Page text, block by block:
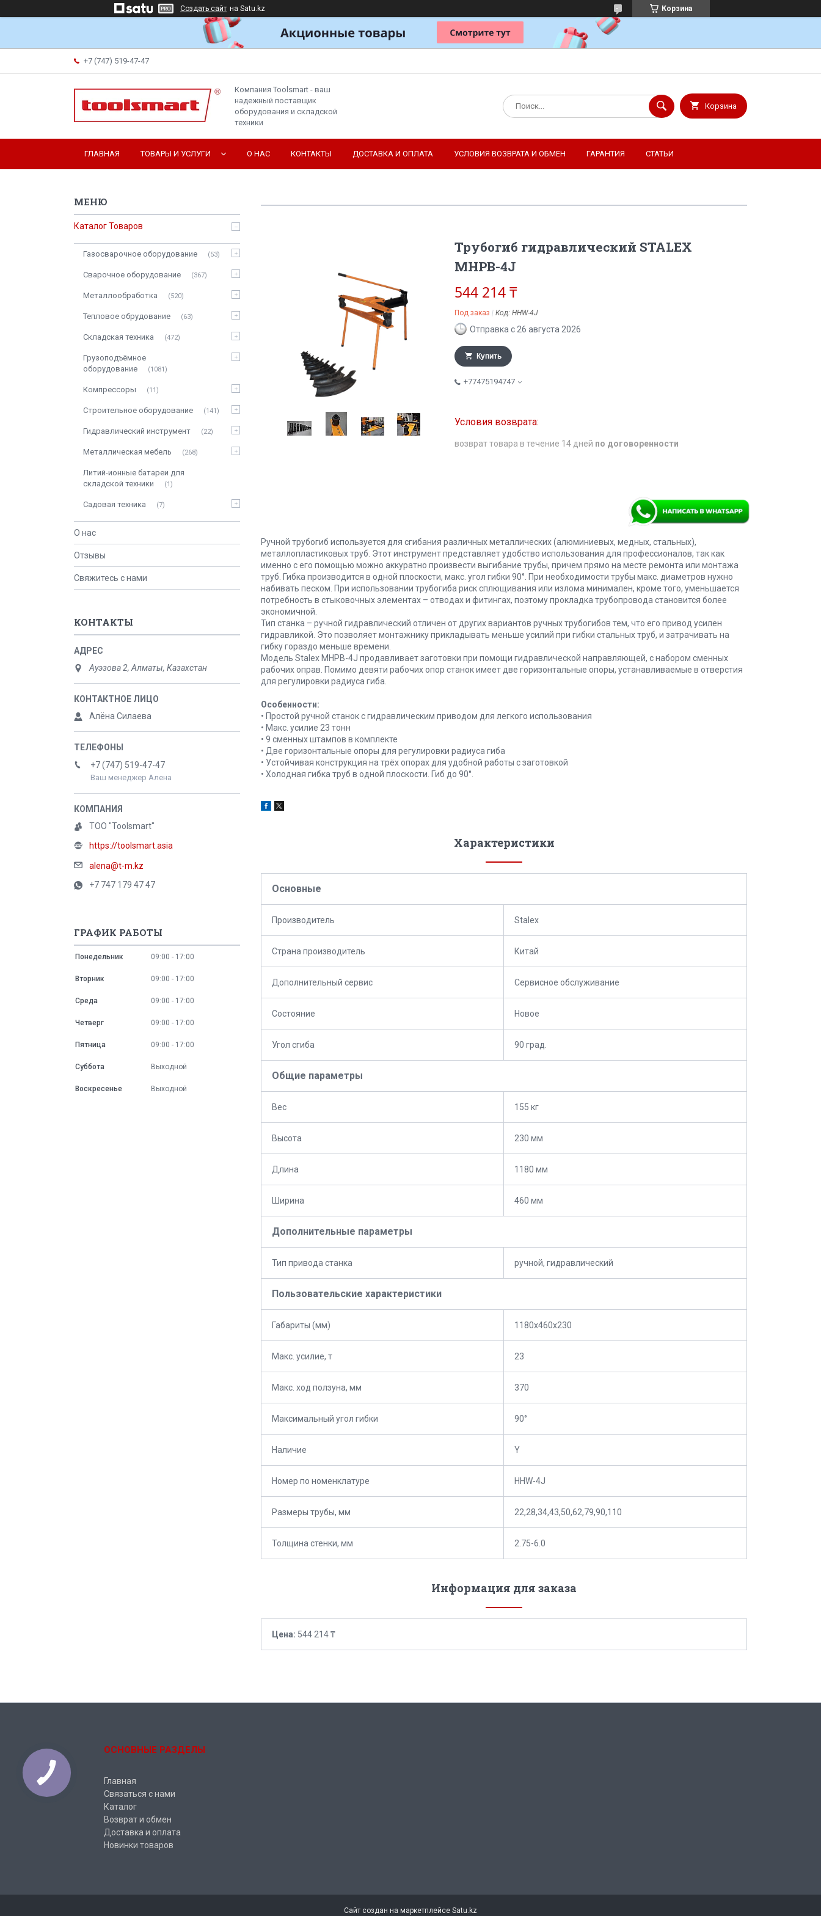
Создать сайт на Satu.kz Корзина
+7 (747) 519-47-47
Компания Toolsmart - ваш
надежный поставщик
оборудования и складской
техники
Корзина
ГЛАВНАЯ ТОВАРЫ И УСЛУГИ О НАС КОНТАКТЫ ДОСТАВКА И ОПЛАТА УСЛОВИЯ ВОЗВРАТА И ОБМЕН ГАРАНТИЯ СТАТЬИ
Трубогиб гидравлический STALEX
MHPB-4J
544 214 ₸
Под заказ Код: HHW-4J
Отправка с 26 августа 2026
Купить
+77475194747
возврат товара в течение 14 дней по договоренности
Ручной трубогиб используется для сгибания различных металлических (алюминиевых, медных, стальных),
металлопластиковых труб. Этот инструмент представляет удобство использования для профессионалов, так как
именно с его помощью можно аккуратно произвести выгибание трубы, причем прямо на месте ремонта или монтажа
труб. Гибка производится в одной плоскости, макс. угол гибки 90°. При необходимости трубы макс. диаметров нужно
набивать песком. При использовании трубогиба риск сплющивания или излома минимален, кроме того, уменьшается
потребность в стыковочных элементах – отводах и фитингах, поэтому прокладка трубопровода становится более
экономичной.
Тип станка – ручной гидравлический отличен от других вариантов ручных трубогибов тем, что его привод усилен
гидравликой. Это позволяет монтажнику прикладывать меньше усилий при гибки стальных труб, и затрачивать на
гибку гораздо меньше времени.
Модель Stalex MHPB-4J продавливает заготовки при помощи гидравлической направляющей, с набором сменных
рабочих оправ. Помимо девяти рабочих опор станок имеет две горизонтальные опоры, устанавливаемые в отверстия
для регулировки радиуса гиба.
Особенности:
• Простой ручной станок с гидравлическим приводом для легкого использования
• Макс. усилие 23 тонн
• 9 сменных штампов в комплекте
• Две горизонтальные опоры для регулировки радиуса гиба
• Устойчивая конструкция на трёх опорах для удобной работы с заготовкой
• Холодная гибка труб в одной плоскости. Гиб до 90°.
Характеристики
Основные
Производитель Stalex
Страна производитель Китай
Дополнительный сервис Сервисное обслуживание
Состояние Новое
Угол сгиба 90 град.
Общие параметры
Вес 155 кг
Высота 230 мм
Длина 1180 мм
Ширина 460 мм
Дополнительные параметры
Тип привода станка ручной, гидравлический
Пользовательские характеристики
Габариты (мм) 1180x460x230
Макс. усилие, т 23
Макс. ход ползуна, мм 370
Максимальный угол гибки 90°
Наличие Y
Номер по номенклатуре HHW-4J
Размеры трубы, мм 22,28,34,43,50,62,79,90,110
Толщина стенки, мм 2.75-6.0
Информация для заказа
Цена: 544 214 ₸
Каталог Товаров
Газосварочное оборудование 53
Сварочное оборудование 367
Металлообработка 520
Тепловое обрудование 63
Складская техника 472
Грузоподъёмное
оборудование
1081
Компрессоры 11
Строительное оборудование 141
Гидравлический инструмент 22
Металлическая мебель 268
Литий-ионные батареи для
складской техники
1
Садовая техника 7
О нас
Отзывы
Свяжитесь с нами
КОНТАКТЫ
Ауэзова 2, Алматы, Казахстан
Алёна Силаева
+7 (747) 519-47-47
Ваш менеджер Алена
ТОО "Toolsmart"
https://toolsmart.asia
alena@t-m.kz
+7 747 179 47 47
ГРАФИК РАБОТЫ
Понедельник 09:00 17:00
Вторник 09:00 17:00
Среда 09:00 17:00
Четверг 09:00 17:00
Пятница 09:00 17:00
Суббота Выходной
Воскресенье Выходной
ОСНОВНЫЕ РАЗДЕЛЫ
Главная
Связаться с нами
Каталог
Возврат и обмен
Доставка и оплата
Новинки товаров
Сайт создан на маркетплейсе Satu.kz